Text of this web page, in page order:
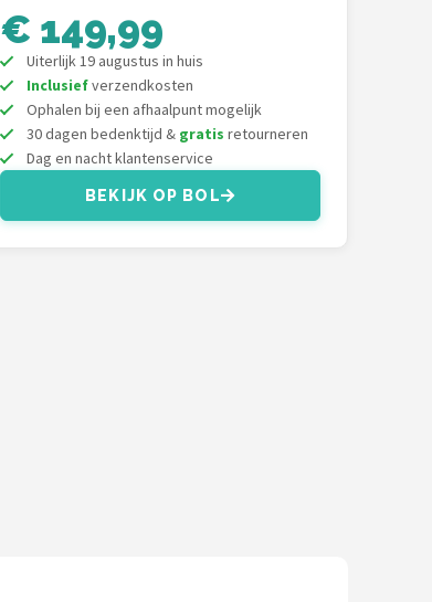
€ 149,99
Uiterlijk 19 augustus in huis
Inclusiefverzendkosten
Ophalen bij een afhaalpunt mogelijk
30 dagen bedenktijd & gratis retourneren
Dag en nacht klantenservice
BEKIJK OP BOL